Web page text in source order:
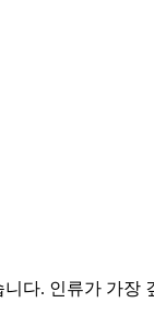
다. 인류가 가장